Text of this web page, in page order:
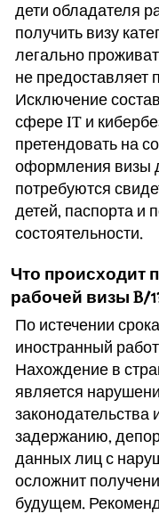
дети обладателя
получить визу
легально
не предоставляет
Исключение
сфере IT и
претендовать на
оформления визы
потребуются
детей, паспорта и
состоятельности.
Что происходит
рабочей визы B/
По истечении
иностранный
Нахождение в
является
законодательства
задержанию,
данных лиц с
осложнит
будущем.